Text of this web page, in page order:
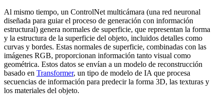
Al mismo tiempo, un ControlNet multicámara (una red neuronal
diseñada para guiar el proceso de generación con información
estructural) genera normales de superficie, que representan la forma
y la estructura de la superficie del objeto, incluidos detalles como
curvas y bordes. Estas normales de superficie, combinadas con las
imágenes RGB, proporcionan información tanto visual como
geométrica. Estos datos se envían a un modelo de reconstrucción
basado en Transformer, un tipo de modelo de IA que procesa
secuencias de información para predecir la forma 3D, las texturas y
los materiales del objeto.